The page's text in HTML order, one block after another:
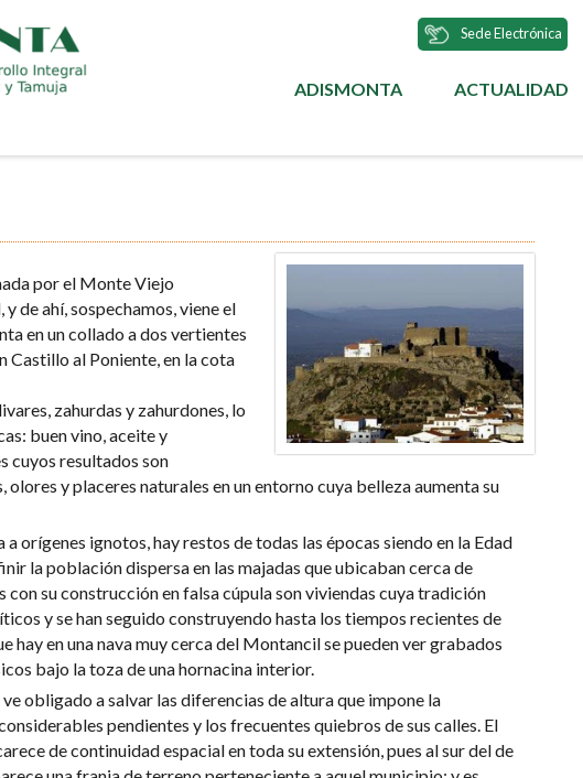
Sede Electrónica
ADISMONTA ACTUALIDAD
por el Monte Viejo
de ahí, sospechamos, viene el
en un collado a dos vertientes
Castillo al Poniente, en la cota
zahurdas y zahurdones, lo
buen vino, aceite y
cuyos resultados son
olores y placeres naturales en un entorno cuya belleza aumenta su
orígenes ignotos, hay restos de todas las épocas siendo en la Edad
la población dispersa en las majadas que ubicaban cerca de
con su construcción en falsa cúpula son viviendas cuya tradición
y se han seguido construyendo hasta los tiempos recientes de
hay en una nava muy cerca del Montancil se pueden ver grabados
bajo la toza de una hornacina interior.
obligado a salvar las diferencias de altura que impone la
pendientes y los frecuentes quiebros de sus calles. El
de continuidad espacial en toda su extensión, pues al sur del de